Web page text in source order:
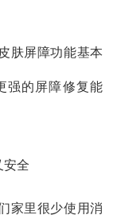
肤屏障功能基本
强的屏障修复能
安全
家里很少使用消